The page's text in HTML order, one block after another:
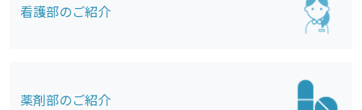
看護部のご紹介
薬剤部のご紹介